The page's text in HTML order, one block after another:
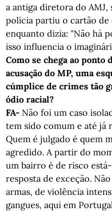
a antiga diretora do AMJ,
polícia partiu o cartão de
enquanto dizia: "Não há
isso influencia o
Como se chega ao ponto
acusação do MP, uma
cúmplice de crimes tão
ódio racial?
FA- Não foi um caso
tem sido comum e até já
Quem é julgado é quem
agredido. A partir do
um bairro é de risco
resposta de exceção.
armas, de violência
gangues, aqui em